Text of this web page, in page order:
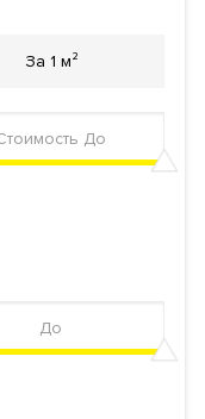
За 1 м²